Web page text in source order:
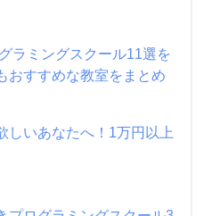
ラミングスクール11選を
おすすめな教室をまとめ
しいあなたへ！1万円以上